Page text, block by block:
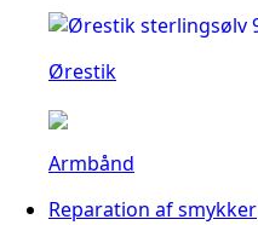
Ørestik
Armbånd
Reparation af smykker